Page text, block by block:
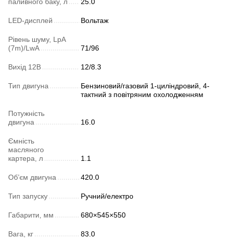
LED-дисплей Вольтаж
Рівень шуму, LpA
(7m)/LwA
71/96
Вихід 12В 12/8.3
Тип двигуна
Бензиновий/газовий 1-циліндровий, 4-
тактний з повітряним охолодженням
Потужність
двигуна
16.0
Ємність
масляного
картера, л
1.1
Об’єм двигуна 420.0
Тип запуску Ручний/електро
Габарити, мм 680×545×550
Вага, кг 83.0